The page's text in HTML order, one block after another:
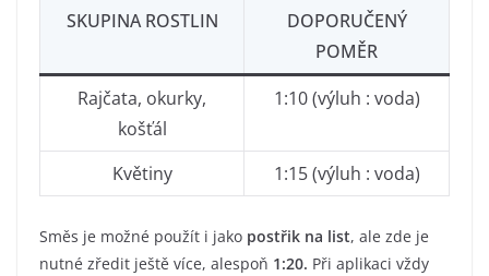
SKUPINA ROSTLIN
DOPORUČENÝ
POMĚR
Rajčata, okurky,
košťál
1:10 (výluh : voda)
Květiny 1:15 (výluh : voda)
Směs je možné použít i jako postřik na list, ale zde je
nutné zředit ještě více, alespoň 1:20. Při aplikaci vždy